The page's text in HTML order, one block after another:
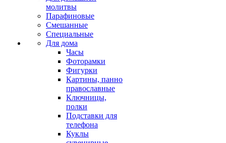
молитвы
Парафиновые
Смешанные
Специальные
Для дома
Часы
Фоторамки
Фигурки
Картины, панно
православные
Ключницы,
полки
Подставки для
телефона
Куклы